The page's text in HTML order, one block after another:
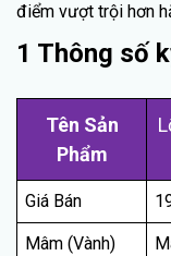
điểm vượt trội hơn
1 Thông số
Tên Sản
Phẩm
Giá Bán
Mâm (Vành)